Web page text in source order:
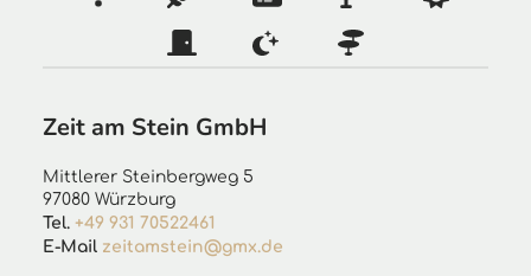
Zeit am Stein GmbH
Mittlerer Steinbergweg 5
97080 Würzburg
Tel. +49 931 70522461
E-Mail zeitamstein@gmx.de